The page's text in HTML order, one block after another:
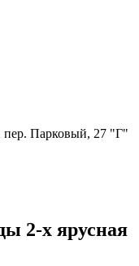
пер. Парковый, 27 "Г"
2-х ярусная